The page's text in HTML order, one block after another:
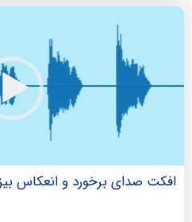
افکت صدای برخورد و انعکاس